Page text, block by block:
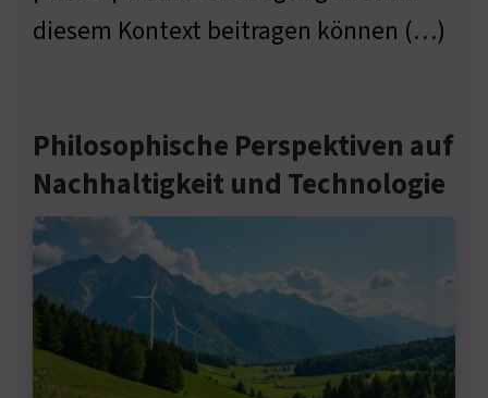
diesem Kontext beitragen können (…)
Philosophische Perspektiven auf
Nachhaltigkeit und Technologie